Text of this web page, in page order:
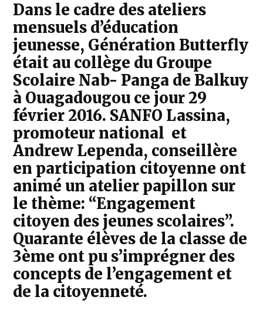
Dans le cadre des ateliers
mensuels d’éducation
jeunesse, Génération Butterfly
était au collège du Groupe
Scolaire Nab- Panga de Balkuy
à Ouagadougou ce jour 29
février 2016. SANFO Lassina,
promoteur national et
Andrew Lependa, conseillère
en participation citoyenne ont
animé un atelier papillon sur
le thème: “Engagement
citoyen des jeunes scolaires”.
Quarante élèves de la classe de
3ème ont pu s’imprégner des
concepts de l’engagement et
de la citoyenneté.